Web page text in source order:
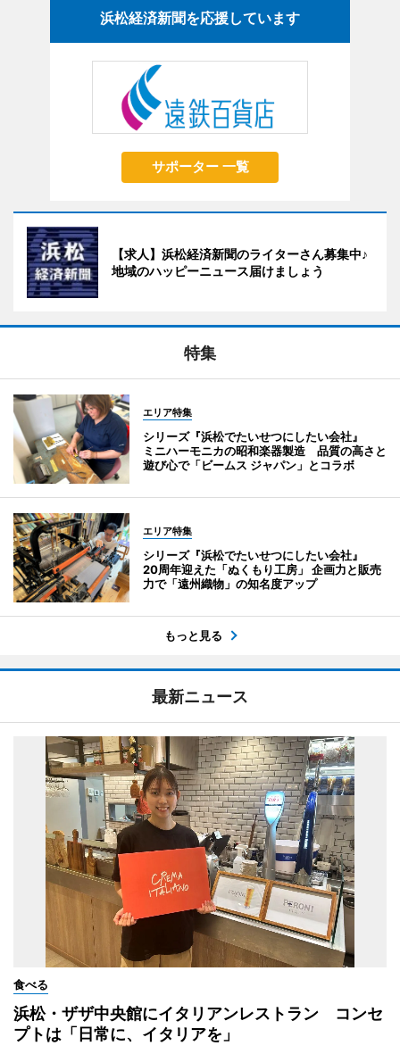
浜松経済新聞を応援しています
サポーター 一覧
【求人】浜松経済新聞のライターさん募集中♪
地域のハッピーニュース届けましょう
特集
エリア特集
シリーズ『浜松でたいせつにしたい会社』
ミニハーモニカの昭和楽器製造 品質の高さと
遊び心で「ビームス ジャパン」とコラボ
エリア特集
シリーズ『浜松でたいせつにしたい会社』
20周年迎えた「ぬくもり工房」 企画力と販売
力で「遠州織物」の知名度アップ
もっと見る
最新ニュース
食べる
浜松・ザザ中央館にイタリアンレストラン コンセ
プトは「日常に、イタリアを」